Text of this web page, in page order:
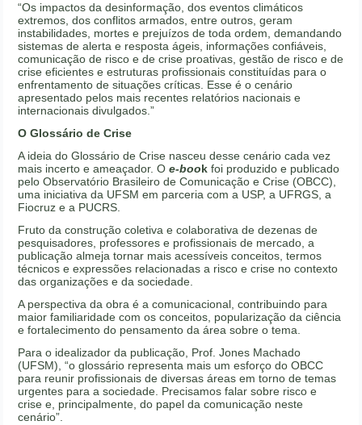
“Os impactos da desinformação, dos eventos climáticos
extremos, dos conflitos armados, entre outros, geram
instabilidades, mortes e prejuízos de toda ordem, demandando
sistemas de alerta e resposta ágeis, informações confiáveis,
comunicação de risco e de crise proativas, gestão de risco e de
crise eficientes e estruturas profissionais constituídas para o
enfrentamento de situações críticas. Esse é o cenário
apresentado pelos mais recentes relatórios nacionais e
internacionais divulgados.”
O Glossário de Crise
A ideia do Glossário de Crise nasceu desse cenário cada vez
mais incerto e ameaçador. Oe-book foi produzido e publicado
pelo Observatório Brasileiro de Comunicação e Crise (OBCC),
uma iniciativa da UFSM em parceria com a USP, a UFRGS, a
Fiocruz e a PUCRS.
Fruto da construção coletiva e colaborativa de dezenas de
pesquisadores, professores e profissionais de mercado, a
publicação almeja tornar mais acessíveis conceitos, termos
técnicos e expressões relacionadas a risco e crise no contexto
das organizações e da sociedade.
A perspectiva da obra é a comunicacional, contribuindo para
maior familiaridade com os conceitos, popularização da ciência
e fortalecimento do pensamento da área sobre o tema.
Para o idealizador da publicação, Prof. Jones Machado
(UFSM), “o glossário representa mais um esforço do OBCC
para reunir profissionais de diversas áreas em torno de temas
urgentes para a sociedade. Precisamos falar sobre risco e
crise e, principalmente, do papel da comunicação neste
cenário”.